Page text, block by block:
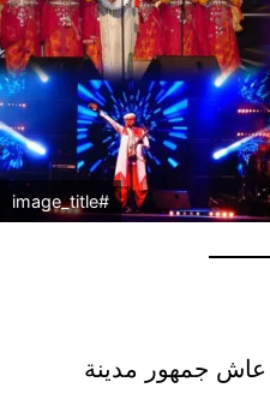
#image_title
عاش جمهور مدينة